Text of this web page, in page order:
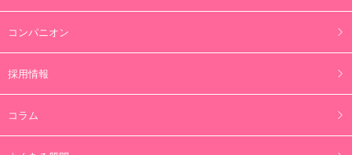
コンパニオン
採用情報
コラム